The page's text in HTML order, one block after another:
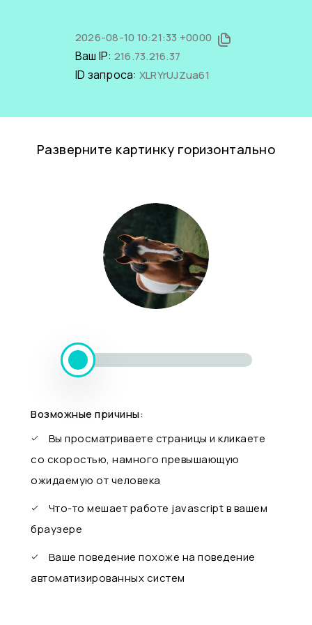
2026-08-10 10:21:33 +0000
Ваш IP: 216.73.216.37
ID запроса: XLRYrUJZua61
Разверните картинку горизонтально
Возможные причины:
Вы просматриваете страницы и кликаете
со скоростью, намного превышающую
ожидаемую от человека
Что-то мешает работе javascript в вашем
браузере
Ваше поведение похоже на поведение
автоматизированных систем